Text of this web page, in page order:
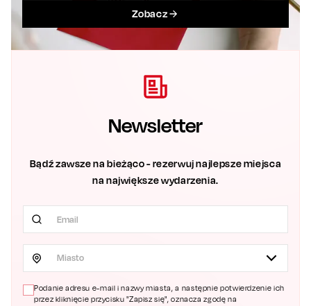
Zobacz
Newsletter
Bądź zawsze na bieżąco - rezerwuj najlepsze miejsca
na największe wydarzenia.
Miasto
Podanie adresu e-mail i nazwy miasta, a następnie potwierdzenie ich
przez kliknięcie przycisku "Zapisz się", oznacza zgodę na